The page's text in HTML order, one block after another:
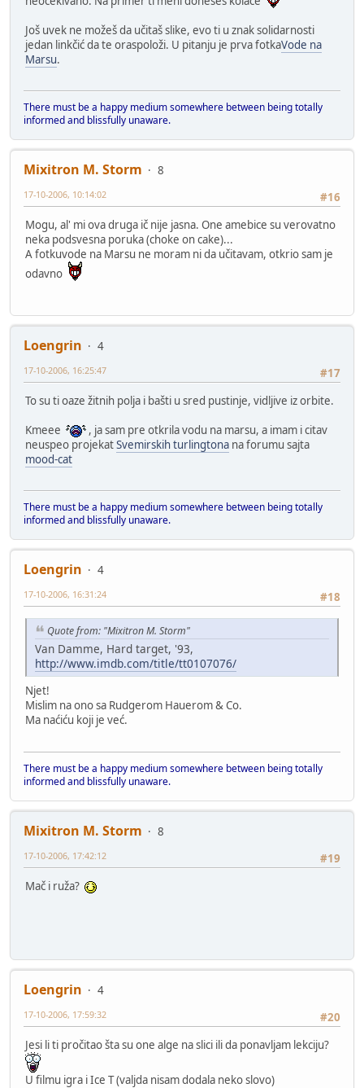
Još uvek ne možeš da učitaš slike, evo ti u znak solidarnosti
jedan linkčić da te oraspoloži. U pitanju je prva fotkaVode na
Marsu.
There must be a happy medium somewhere between being totally
informed and blissfully unaware.
Mixitron M. Storm
8
#16
17-10-2006, 10:14:02
Mogu, al' mi ova druga ič nije jasna. One amebice su verovatno
neka podsvesna poruka (choke on cake)...
A fotkuvode na Marsu ne moram ni da učitavam, otkrio sam je
odavno
Loengrin
4
#17
17-10-2006, 16:25:47
To su ti oaze žitnih polja i bašti u sred pustinje, vidljive iz orbite.
Kmeee
, ja sam pre otkrila vodu na marsu, a imam i citav
neuspeo projekatSvemirskih turlingtona na forumu sajta
mood-cat
There must be a happy medium somewhere between being totally
informed and blissfully unaware.
Loengrin
4
#18
17-10-2006, 16:31:24
Quote from: "Mixitron M. Storm"
Van Damme, Hard target, '93,
http://www.imdb.com/title/tt0107076/
Njet!
Mislim na ono sa Rudgerom Hauerom & Co.
Ma naćiću koji je već.
There must be a happy medium somewhere between being totally
informed and blissfully unaware.
Mixitron M. Storm
8
#19
17-10-2006, 17:42:12
Mač i ruža?
Loengrin
4
#20
17-10-2006, 17:59:32
Jesi li ti pročitao šta su one alge na slici ili da ponavljam lekciju?
U filmu igra i Ice T (valjda nisam dodala neko slovo)